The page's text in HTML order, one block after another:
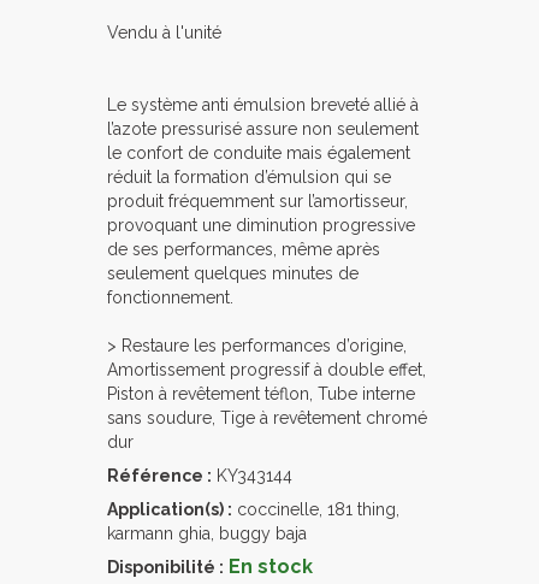
Vendu à l'unité
Le système anti émulsion breveté allié à
l’azote pressurisé assure non seulement
le confort de conduite mais également
réduit la formation d’émulsion qui se
produit fréquemment sur l’amortisseur,
provoquant une diminution progressive
de ses performances, même après
seulement quelques minutes de
fonctionnement.
> Restaure les performances d’origine,
Amortissement progressif à double effet,
Piston à revêtement téflon, Tube interne
sans soudure, Tige à revêtement chromé
dur
Référence : KY343144
Application(s) : coccinelle, 181 thing,
karmann ghia, buggy baja
Disponibilité : En stock